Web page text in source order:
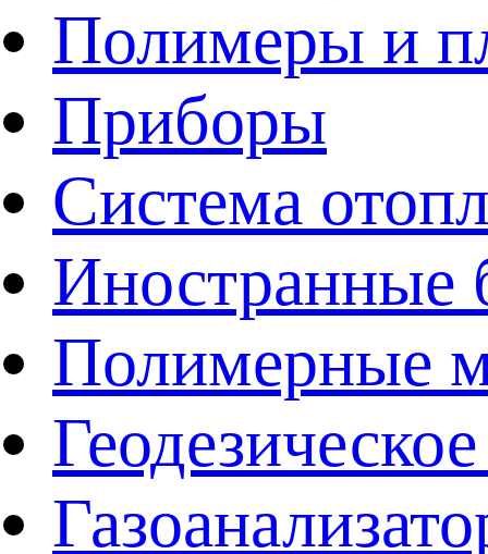
Полимеры и
Приборы
Система
Иностранные
Полимерные